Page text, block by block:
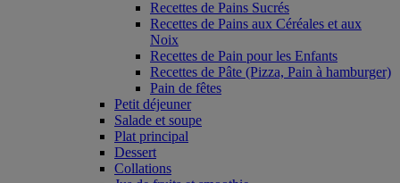
Recettes de Pains Sucrés
Recettes de Pains aux Céréales et aux
Noix
Recettes de Pain pour les Enfants
Recettes de Pâte (Pizza, Pain à hamburger)
Pain de fêtes
Petit déjeuner
Salade et soupe
Plat principal
Dessert
Collations